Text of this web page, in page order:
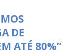
DE
ATÉ 80%”